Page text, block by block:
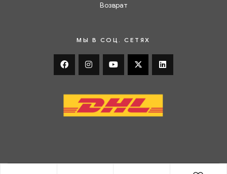
Возврат
МЫ В СОЦ. СЕТЯХ